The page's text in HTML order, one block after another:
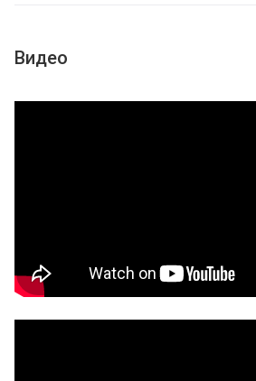
Видео